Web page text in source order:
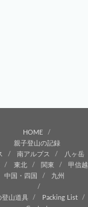
HOME
親子登山の記録
南アルプス 八ヶ岳
東北 関東 甲信越
中国・四国
九州
登山道具 Packing List